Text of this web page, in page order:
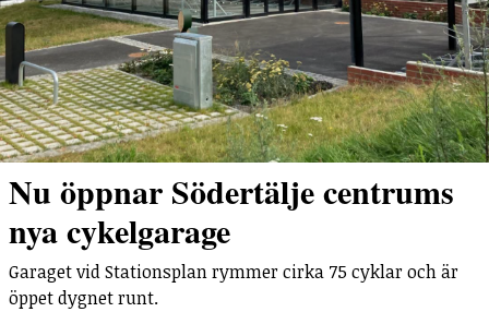
Nu öppnar Södertälje centrums
nya cykelgarage
Garaget vid Stationsplan rymmer cirka 75 cyklar och är
öppet dygnet runt.